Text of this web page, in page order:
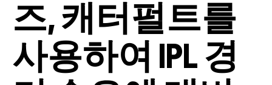
즈, 캐터펄트를
사용하여 IPL 경